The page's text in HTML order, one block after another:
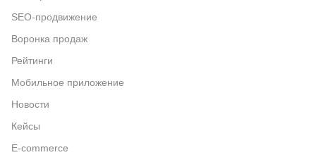
SEO-продвижение
Воронка продаж
Рейтинги
Мобильное приложение
Новости
Кейсы
E-commerce